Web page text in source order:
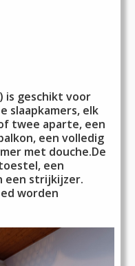
is geschikt voor
slaapkamers, elk
twee aparte, een
een volledig
met douche.De
een
een strijkijzer.
worden